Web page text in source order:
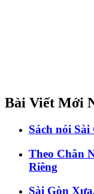
Bài Viết Mới
Sách nói
Theo Chân
Riêng
Sài Gòn